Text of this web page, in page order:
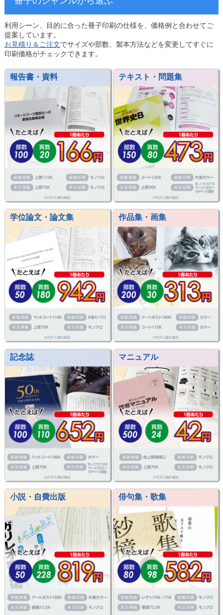
利用シーン、目的に合った冊子印刷の仕様を、価格例と合わせてご
提案しています。
お見積り＆ご注文でサイズや部数、製本方法などを変更してすぐに
印刷価格がチェックできます。
報告書・資料 テキスト・問題集
学位論文・論文集 作品集・画集
記念誌 マニュアル
小説・自費出版 俳句集・歌集